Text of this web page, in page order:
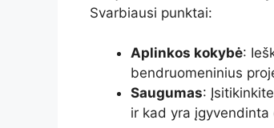
Svarbiausi punktai:
Aplinkos kokybė:
bendruomeninius
Saugumas:
ir kad yra